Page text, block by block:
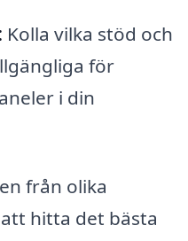
Kolla vilka stöd och
för
i din
från olika
hitta det bästa